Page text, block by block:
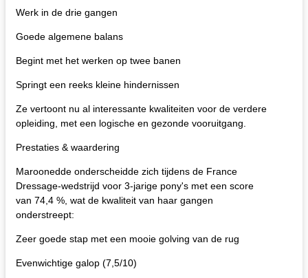
Werk in de drie gangen
Goede algemene balans
Begint met het werken op twee banen
Springt een reeks kleine hindernissen
Ze vertoont nu al interessante kwaliteiten voor de verdere
opleiding, met een logische en gezonde vooruitgang.
Prestaties & waardering
Maroonedde onderscheidde zich tijdens de France
Dressage-wedstrijd voor 3-jarige pony's met een score
van 74,4 %, wat de kwaliteit van haar gangen
onderstreept:
Zeer goede stap met een mooie golving van de rug
Evenwichtige galop (7,5/10)